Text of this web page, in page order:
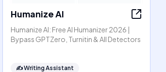
Humanize AI
Humanize AI: Free AI Humanizer 2026 |
Bypass GPTZero, Turnitin & All Detectors
✍️Writing Assistant